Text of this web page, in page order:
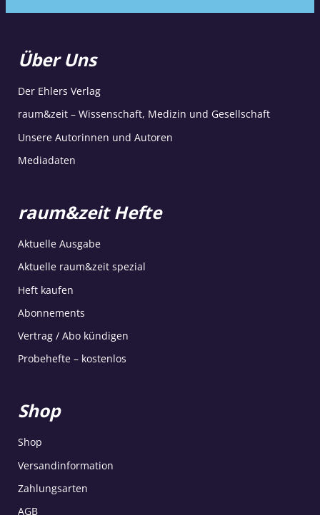
Über Uns
Der Ehlers Verlag
raum&zeit – Wissenschaft, Medizin und Gesellschaft
Unsere Autorinnen und Autoren
Mediadaten
raum&zeit Hefte
Aktuelle Ausgabe
Aktuelle raum&zeit spezial
Heft kaufen
Abonnements
Vertrag / Abo kündigen
Probehefte – kostenlos
Shop
Shop
Versandinformation
Zahlungsarten
AGB